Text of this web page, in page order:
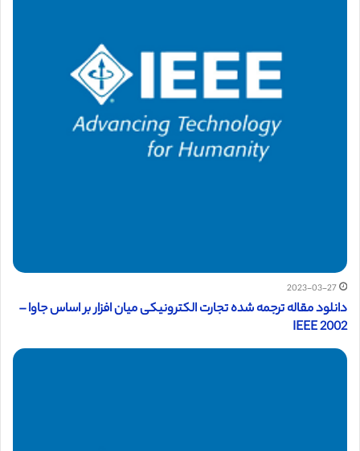
2023-03-27
دانلود مقاله ترجمه شده تجارت الکترونیکی میان افزار بر اساس جاوا –
2002 IEEE